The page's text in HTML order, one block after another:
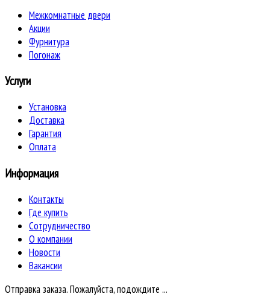
Межкомнатные двери
Акции
Фурнитура
Погонаж
Услуги
Установка
Доставка
Гарантия
Оплата
Информация
Контакты
Где купить
Сотрудничество
О компании
Новости
Вакансии
Отправка заказа. Пожалуйста, подождите ...